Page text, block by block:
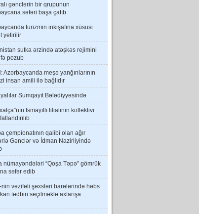
gənclərin bir qrupunun
səfəri başa çatıb
turizmin inkişafına xüsusi
yetirilir
sutka ərzində atəşkəs rejimini
pozub
Azərbaycanda meşə yanğınlarının
insan amili ilə bağlıdır
Sumqayıt Bələdiyyəsində
İsmayıllı filialının kollektivi
çempionatının qalibi olan ağır
Gənclər və İdman Nazirliyində
nümayəndələri “Qoşa Təpə” gömrük
səfər edib
nin vəzifəli şəxsləri barələrində həbs
tədbiri seçilməklə axtarışa